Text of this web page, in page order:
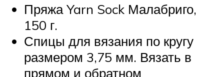
Пряжа Yarn Sock Малабриго,
150 г.
Спицы для вязания по кругу
размером 3,75 мм. Вязать в
прямом и обратном